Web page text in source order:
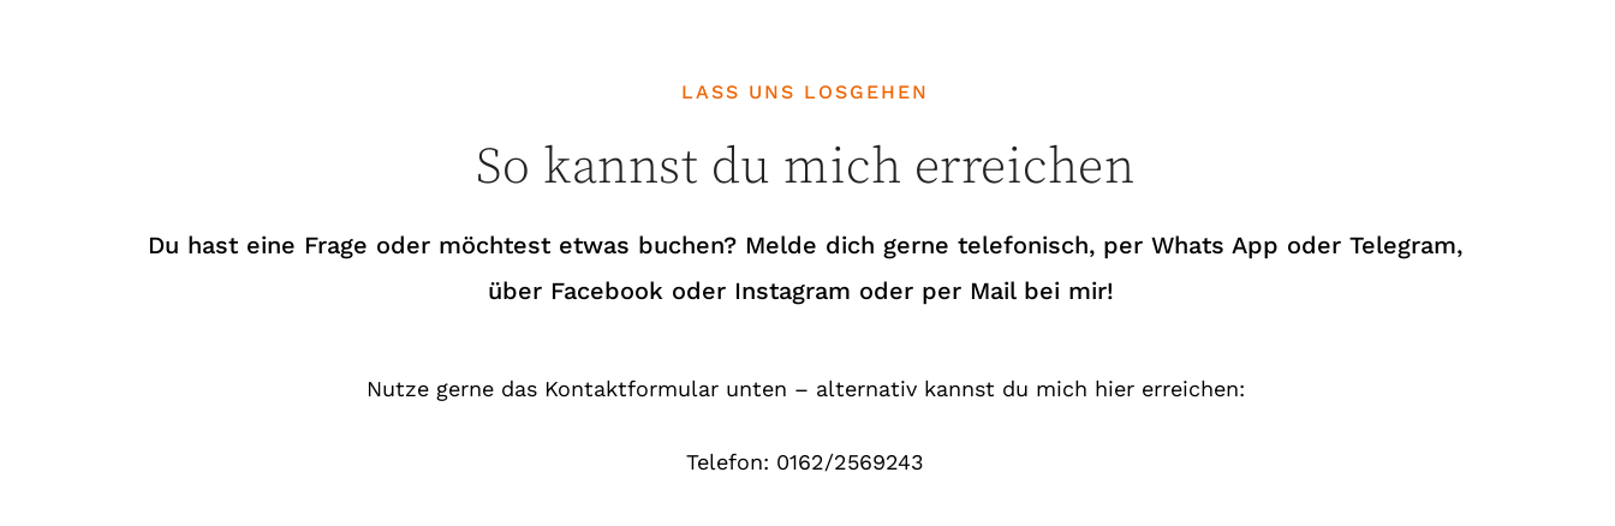
LASS UNS LOSGEHEN
So kannst du mich erreichen
Du hast eine Frage oder möchtest etwas buchen? Melde dich gerne telefonisch, per Whats App oder Telegram,
über Facebook oder Instagram oder per Mail bei mir!
Nutze gerne das Kontaktformular unten – alternativ kannst du mich hier erreichen:
Telefon: 0162/2569243